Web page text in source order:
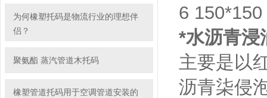
为何橡塑托码是物流行业的理想伴
侣？
聚氨酯 蒸汽管道木托码
橡塑管道托码用于空调管道安装的
6
*水沥青浸
主要是以
沥青柒侵